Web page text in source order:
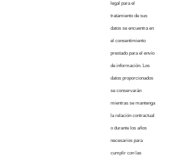
legal para el
tratamiento de sus
datos se encuentra en
el consentimiento
prestado para el envío
de información. Los
datos proporcionados
se conservarán
mientras se mantenga
la relación contractual
o durante los años
necesarios para
cumplir con las